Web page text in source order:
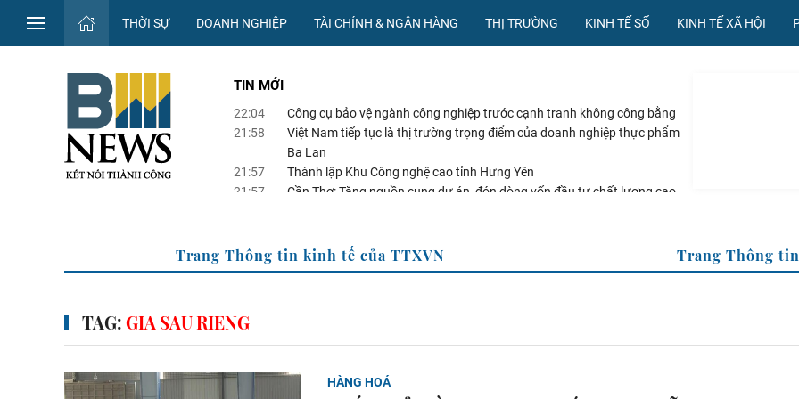
THỜI SỰ DOANH NGHIỆP TÀI CHÍNH & NGÂN HÀNG THỊ TRƯỜNG KINH TẾ SỐ KINH TẾ XÃ HỘI
TIN MỚI
22:04
Công cụ bảo vệ ngành công nghiệp trước cạnh tranh không công bằng
21:58
Việt Nam tiếp tục là thị trường trọng điểm của doanh nghiệp thực phẩm
Ba Lan
21:57
Thành lập Khu Công nghệ cao tỉnh Hưng Yên
21:57
Cần Thơ: Tăng nguồn cung dự án, đón dòng vốn đầu tư chất lượng cao
Trang Thông tin kinh tế của TTXVN Trang
TAG:GIA SAU RIENG
HÀNG HOÁ